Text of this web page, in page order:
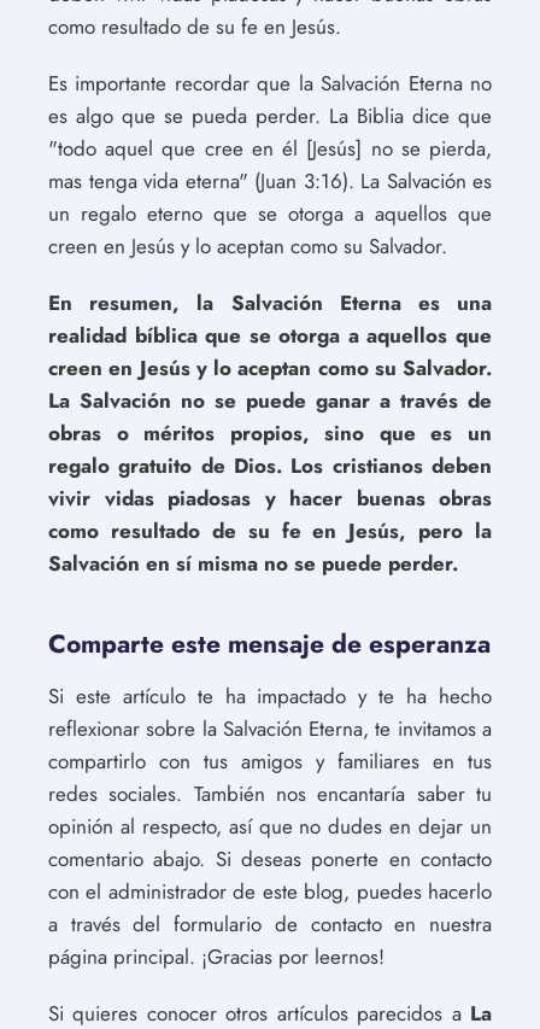
como resultado de su fe en Jesús.
Es importante recordar que la Salvación Eterna no
es algo que se pueda perder. La Biblia dice que
"todo aquel que cree en él [Jesús] no se pierda,
mas tenga vida eterna" (Juan 3:16). La Salvación es
un regalo eterno que se otorga a aquellos que
creen en Jesús y lo aceptan como su Salvador.
En resumen, la Salvación Eterna es una
realidad bíblica que se otorga a aquellos que
creen en Jesús y lo aceptan como su Salvador.
La Salvación no se puede ganar a través de
obras o méritos propios, sino que es un
regalo gratuito de Dios. Los cristianos deben
vivir vidas piadosas y hacer buenas obras
como resultado de su fe en Jesús, pero la
Salvación en sí misma no se puede perder.
Comparte este mensaje de esperanza
Si este artículo te ha impactado y te ha hecho
reflexionar sobre la Salvación Eterna, te invitamos a
compartirlo con tus amigos y familiares en tus
redes sociales. También nos encantaría saber tu
opinión al respecto, así que no dudes en dejar un
comentario abajo. Si deseas ponerte en contacto
con el administrador de este blog, puedes hacerlo
a través del formulario de contacto en nuestra
página principal. ¡Gracias por leernos!
Si quieres conocer otros artículos parecidos a La